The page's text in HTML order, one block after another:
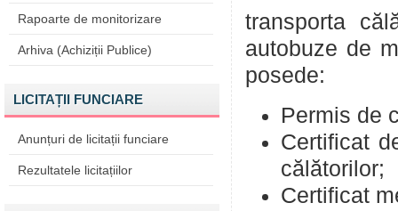
Rapoarte de monitorizare
Arhiva (Achiziții Publice)
LICITAȚII FUNCIARE
Anunțuri de licitații funciare
Rezultatele licitațiilor
transporta
autobuze de
posede:
Permis de
Certificat
călătorilor;
Certificat